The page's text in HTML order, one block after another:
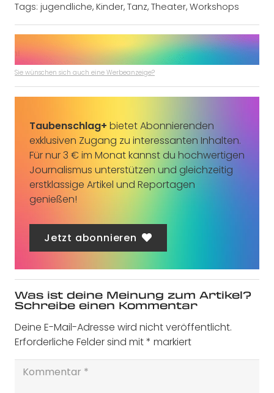
Tags: jugendliche, Kinder, Tanz, Theater, Workshops
Sie wünschen sich auch eine Werbeanzeige?
Taubenschlag+ bietet Abonnierenden
exklusiven Zugang zu interessanten Inhalten.
Für nur 3 € im Monat kannst du hochwertigen
Journalismus unterstützen und gleichzeitig
erstklassige Artikel und Reportagen
genießen!
Jetzt abonnieren
Was ist deine Meinung zum Artikel?
Schreibe einen Kommentar
Deine E-Mail-Adresse wird nicht veröffentlicht.
Erforderliche Felder sind mit* markiert